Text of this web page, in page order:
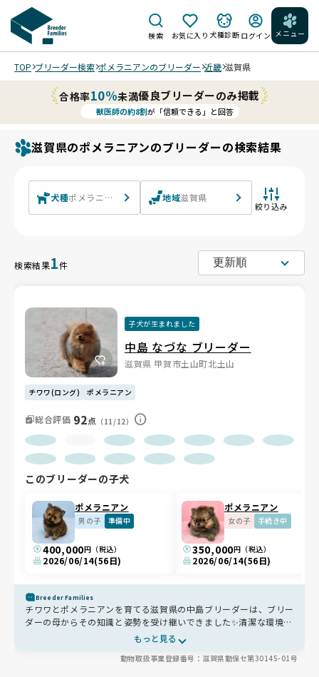
検索 お気に入り 犬種診断 ログイン メニュー
TOP ブリーダー検索 ポメラニアンのブリーダー 近畿 滋賀県
合格率10%未満優良ブリーダーのみ掲載
獣医師の約8割が「信頼できる」と回答
滋賀県のポメラニアンのブリーダーの検索結果
犬種ポメラニアン 地域滋賀県
絞り込み
検索結果1件
子犬が生まれました
中島 なづな ブリーダー
滋賀県 甲賀市土山町北土山
チワワ(ロング) ポメラニアン
総合評価 92点 （11/12）
このブリーダーの子犬
ポメラニアン
男の子 準備中
400,000円（税込）
2026/06/14(56日)
ポメラニアン
女の子 手続き中
350,000円（税込）
2026/06/14(56日)
Breeder Families
チワワとポメラニアンを育てる滋賀県の中島ブリーダーは、ブリー
ダーの母からその知識と姿勢を受け継いできました✨清潔な環境づ
くりを徹底し、毎日朝昼晩の掃除や消毒で安心の衛生状態を維持
🏠子犬のごはんはヤギミルクや缶詰をトッピングするなど個々に
合わせた工夫がなされ、無添加フードやサプリで健康面もサポート
もっと見る
動物取扱事業登録番号：滋賀県動保セ第30145-01号